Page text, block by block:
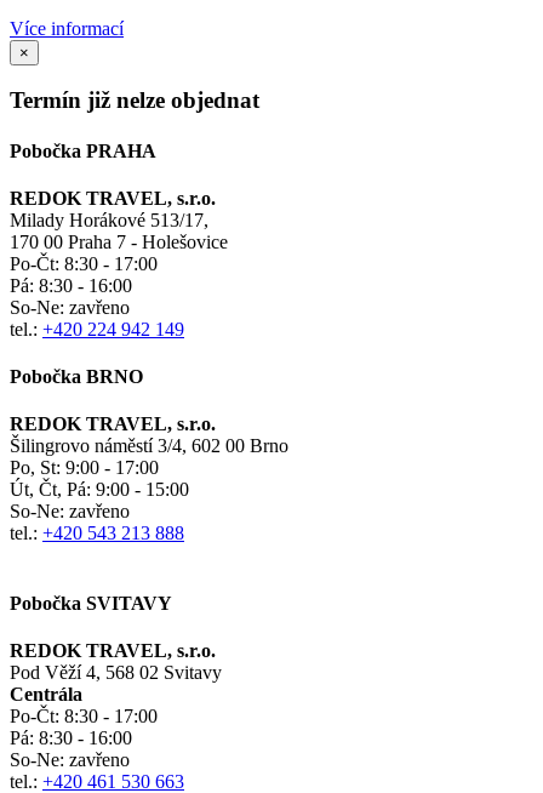
Více informací
×
Termín již nelze objednat
Pobočka PRAHA
REDOK TRAVEL, s.r.o.
Milady Horákové 513/17,
170 00 Praha 7 - Holešovice
Po-Čt: 8:30 - 17:00
Pá: 8:30 - 16:00
So-Ne: zavřeno
tel.: +420 224 942 149
Pobočka BRNO
REDOK TRAVEL, s.r.o.
Šilingrovo náměstí 3/4, 602 00 Brno
Po, St: 9:00 - 17:00
Út, Čt, Pá: 9:00 - 15:00
So-Ne: zavřeno
tel.: +420 543 213 888
Pobočka SVITAVY
REDOK TRAVEL, s.r.o.
Pod Věží 4, 568 02 Svitavy
Centrála
Po-Čt: 8:30 - 17:00
Pá: 8:30 - 16:00
So-Ne: zavřeno
tel.: +420 461 530 663